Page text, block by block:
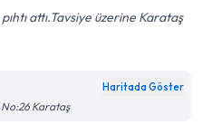
attı.Tavsiye üzerine Karataş
Haritada Göster
Karataş